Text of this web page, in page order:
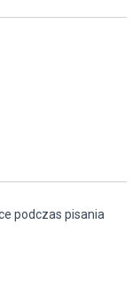
podczas pisania